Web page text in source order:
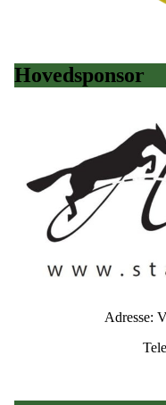
Hovedsponsor
Adresse: